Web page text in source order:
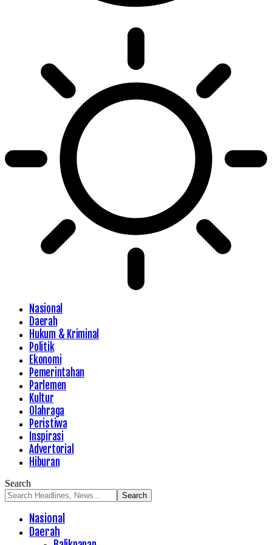
Nasional
Daerah
Hukum & Kriminal
Politik
Ekonomi
Pemerintahan
Parlemen
Kultur
Olahraga
Peristiwa
Inspirasi
Advertorial
Hiburan
Search
Nasional
Daerah